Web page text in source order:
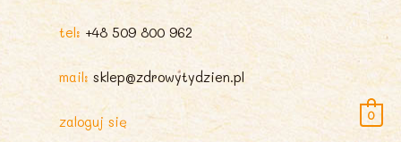
tel: +48 509 800 962
mail: sklep@zdrowytydzien.pl
zaloguj się 0